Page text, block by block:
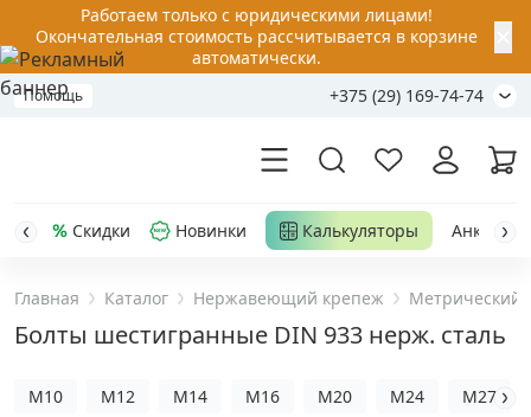
Работаем только с юридическими лицами!
Окончательная стоимость рассчитывается в корзине
автоматически.
Помощь +375 (29) 169-74-74
Акции
Скидки Новинки Калькуляторы Анкер-
Главная Каталог Нержавеющий крепеж Метрический
Болты шестигранные DIN 933 нерж. сталь
M10 M12 M14 M16 M20 M24 M27